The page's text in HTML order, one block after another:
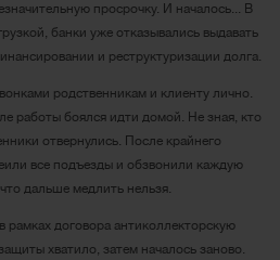
просрочку. И началось... В
банки уже отказывались выдавать
и реструктуризации долга.
родственникам и клиенту лично.
работы боялся идти домой. Не зная, кто
отвернулись. После крайнего
все подъезды и обзвонили каждую
дальше медлить нельзя.
договора антиколлекторскую
хватило, затем началось заново.